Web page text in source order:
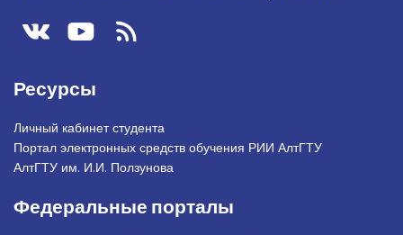
Ресурсы
Личный кабинет студента
Портал электронных средств обучения РИИ АлтГТУ
АлтГТУ им. И.И. Ползунова
Федеральные порталы